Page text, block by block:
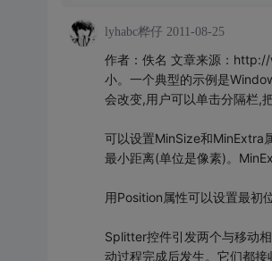
lyhabc桦仔 2011-08-25
作者：佚名 文章来源：
小。一个典型的示例是
会改变,用户可以单击分隔栏,
可以设置MinSize和MinExtra
最小距离(单位是像素)。
用Position属性可以设置最初
Splitter控件引发两个与移动
动过程完成后发生。它们都